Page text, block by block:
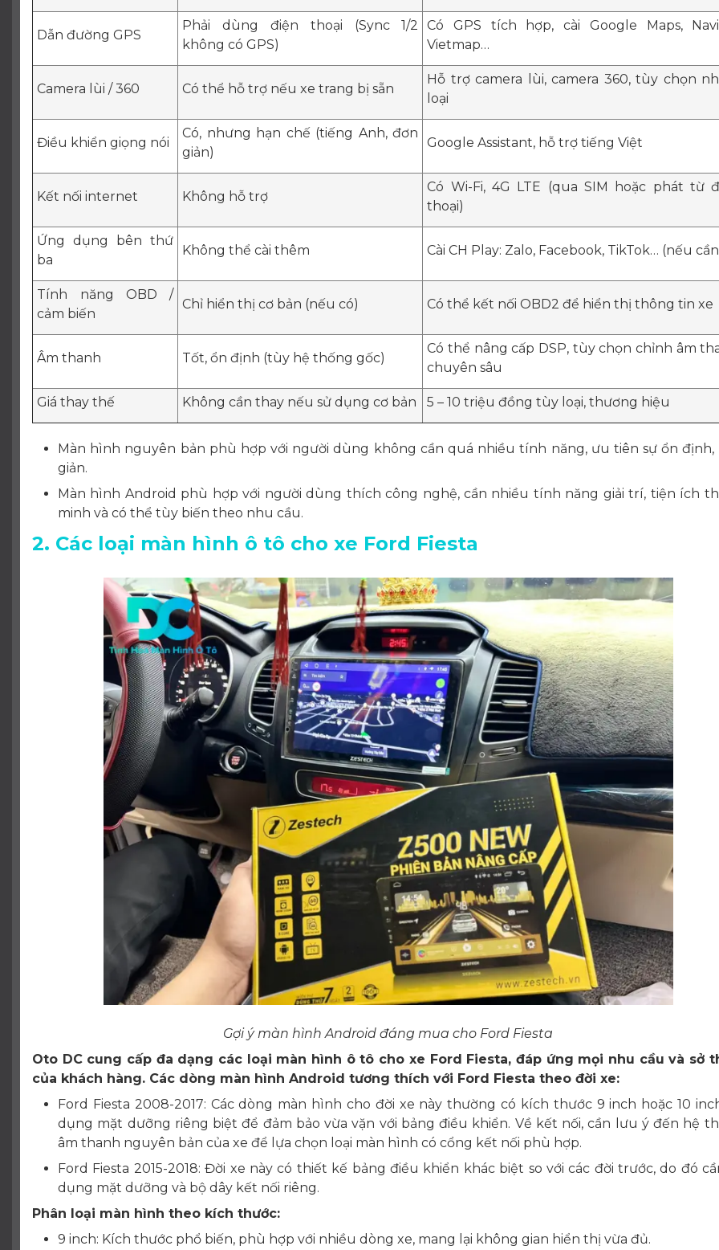
Dẫn đường GPS
Phải dùng điện thoại (Sync 1/2
không có GPS)
Có GPS tích hợp, cài Google Maps,
Vietmap…
Camera lùi / 360 Có thể hỗ trợ nếu xe trang bị sẵn
Hỗ trợ camera lùi, camera 360, tùy chọn
loại
Điều khiển giọng nói
Có, nhưng hạn chế (tiếng Anh, đơn
giản)
Google Assistant, hỗ trợ tiếng Việt
Kết nối internet Không hỗ trợ
Có Wi-Fi, 4G LTE (qua SIM hoặc phát từ
thoại)
Ứng dụng bên thứ
ba
Không thể cài thêm Cài CH Play: Zalo, Facebook, TikTok… (nếu
Tính năng OBD /
cảm biến
Chỉ hiển thị cơ bản (nếu có) Có thể kết nối OBD2 để hiển thị thông tin xe
Âm thanh Tốt, ổn định (tùy hệ thống gốc)
Có thể nâng cấp DSP, tùy chọn chỉnh âm
chuyên sâu
Giá thay thế Không cần thay nếu sử dụng cơ bản 5 – 10 triệu đồng tùy loại, thương hiệu
Màn hình nguyên bản phù hợp với người dùng không cần quá nhiều tính năng, ưu tiên sự ổn định,
giản.
Màn hình Android phù hợp với người dùng thích công nghệ, cần nhiều tính năng giải trí, tiện ích
minh và có thể tùy biến theo nhu cầu.
2. Các loại màn hình ô tô cho xe Ford Fiesta
Gợi ý màn hình Android đáng mua cho Ford Fiesta
Oto DC cung cấp đa dạng các loại màn hình ô tô cho xe Ford Fiesta, đáp ứng mọi nhu cầu và sở
của khách hàng. Các dòng màn hình Android tương thích với Ford Fiesta theo đời xe:
Ford Fiesta 2008-2017: Các dòng màn hình cho đời xe này thường có kích thước 9 inch hoặc 10
dụng mặt dưỡng riêng biệt để đảm bảo vừa vặn với bảng điều khiển. Về kết nối, cần lưu ý đến hệ
âm thanh nguyên bản của xe để lựa chọn loại màn hình có cổng kết nối phù hợp.
Ford Fiesta 2015-2018: Đời xe này có thiết kế bảng điều khiển khác biệt so với các đời trước, do đó
dụng mặt dưỡng và bộ dây kết nối riêng.
Phân loại màn hình theo kích thước:
9 inch: Kích thước phổ biến, phù hợp với nhiều dòng xe, mang lại không gian hiển thị vừa đủ.